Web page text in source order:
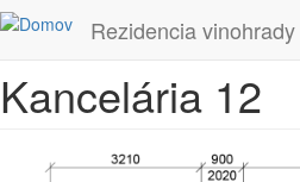
Skočiť na hlavný obsah
Rezidencia vinohrady
Kancelária 12